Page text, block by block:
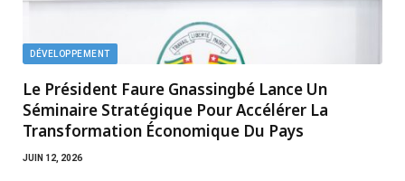
DÉVELOPPEMENT
Le Président Faure Gnassingbé Lance Un
Séminaire Stratégique Pour Accélérer La
Transformation Économique Du Pays
JUIN 12, 2026